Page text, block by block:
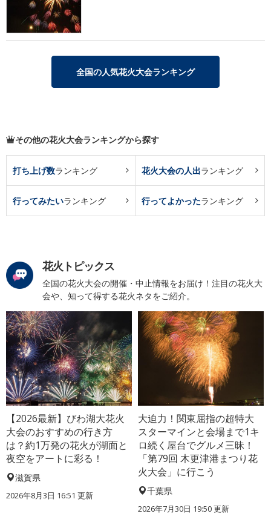
全国の人気花火大会ランキング
その他の花火大会ランキングから探す
打ち上げ数ランキング 花火大会の人出ランキング
行ってみたいランキング 行ってよかったランキング
花火トピックス
全国の花火大会の開催・中止情報をお届け！注目の花火大
会や、知って得する花火ネタをご紹介。
【2026最新】びわ湖大花火
大会のおすすめの行き方
は？約1万発の花火が湖面と
夜空をアートに彩る！
滋賀県
2026年8月3日 16:51 更新
大迫力！関東屈指の超特大
スターマインと会場まで1キ
ロ続く屋台でグルメ三昧！
「第79回 木更津港まつり花
火大会」に行こう
千葉県
2026年7月30日 19:50 更新